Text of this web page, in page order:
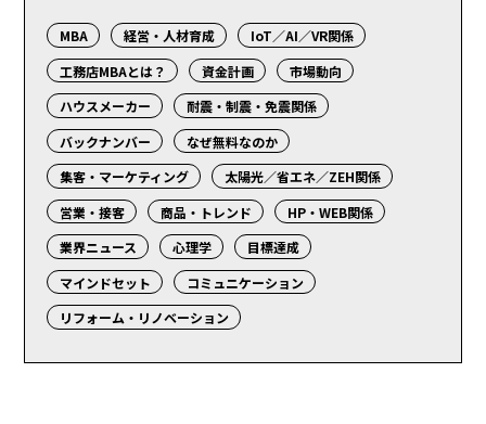
MBA 経営・人材育成
IoT／AI／VR関係
工務店MBAとは？
資金計画
市場動向
ハウスメーカー
耐震・制震・免震関係
バックナンバー
なぜ無料なのか
集客・マーケティング
太陽光／省エネ／ZEH関係
営業・接客
商品・トレンド
HP・WEB関係
業界ニュース
心理学
目標達成
マインドセット
コミュニケーション
リフォーム・リノベーション